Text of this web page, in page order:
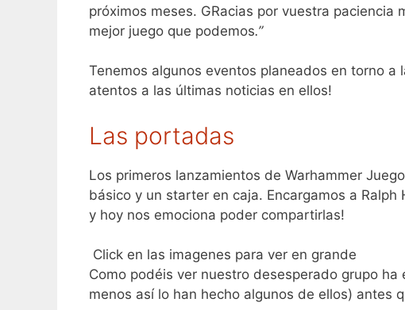
próximos meses. GRacias por vuestra
mejor juego que podemos.”
Tenemos algunos eventos planeados en torno
atentos a las últimas noticias en ellos!
Las portadas
Los primeros lanzamientos de Warhammer
básico y un starter en caja. Encargamos a
y hoy nos emociona poder compartirlas!
Click en las imagenes para ver en grande
Como podéis ver nuestro desesperado grupo
menos así lo han hecho algunos de ellos) antes